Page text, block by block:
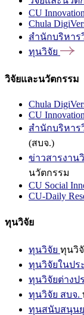
CU Innovation
Chula
สำนักบริหาร
ทุนวิจัย
วิจัยและนวัตกรรม
Chula
CU
สำนักบริหาร
(สบจ.)
ข่าวสารงาน
นวัตกรรม
CU Social
CU-Daily
ทุนวิจัย
ทุนวิจัย ทุนวิ
ทุนวิจัยในปร
ทุนวิจัยต่างป
ทุนวิจัย สบจ.
ทุนสนับสนุน